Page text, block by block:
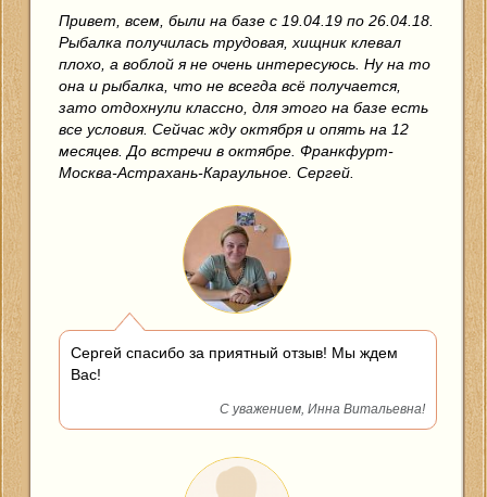
Привет, всем, были на базе с 19.04.19 по 26.04.18.
Рыбалка получилась трудовая, хищник клевал
плохо, а воблой я не очень интересуюсь. Ну на то
она и рыбалка, что не всегда всё получается,
зато отдохнули классно, для этого на базе есть
все условия. Сейчас жду октября и опять на 12
месяцев. До встречи в октябре. Франкфурт-
Москва-Астрахань-Караульное. Сергей.
Сергей спасибо за приятный отзыв! Мы ждем
Вас!
С уважением, Инна Витальевна!